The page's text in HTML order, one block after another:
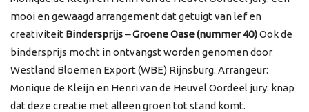
mooi en gewaagd arrangement dat getuigt van lef en
creativiteit Bindersprijs – Groene Oase (nummer 40)Ook de
bindersprijs mocht in ontvangst worden genomen door
Westland Bloemen Export (WBE) Rijnsburg. Arrangeur:
Monique de Kleijn en Henri van de Heuvel Oordeel jury: knap
dat deze creatie met alleen groen tot stand komt.